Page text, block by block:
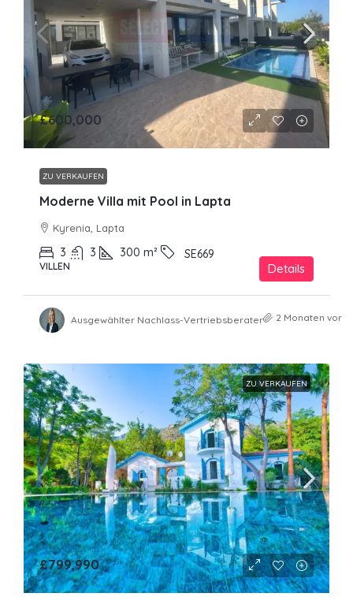
£600,000
ZU VERKAUFEN
Moderne Villa mit Pool in Lapta
Kyrenia, Lapta
3 3 300 m² SE669
VILLEN Details
Ausgewählter Nachlass-Vertriebsberater 2 Monaten vor
ZU VERKAUFEN
£799,990